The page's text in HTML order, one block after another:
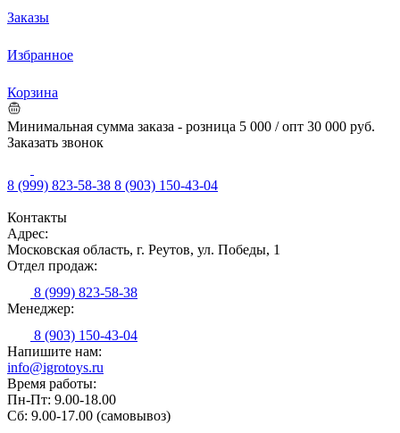
Заказы
Избранное
Корзина
Минимальная сумма заказа - розница 5 000 / опт 30 000 руб.
Заказать звонок
8 (999) 823-58-38 8 (903) 150-43-04
Контакты
Адрес:
Московская область, г. Реутов, ул. Победы, 1
Отдел продаж:
8 (999) 823-58-38
Менеджер:
8 (903) 150-43-04
Напишите нам:
info@igrotoys.ru
Время работы:
Пн-Пт: 9.00-18.00
Сб: 9.00-17.00 (самовывоз)